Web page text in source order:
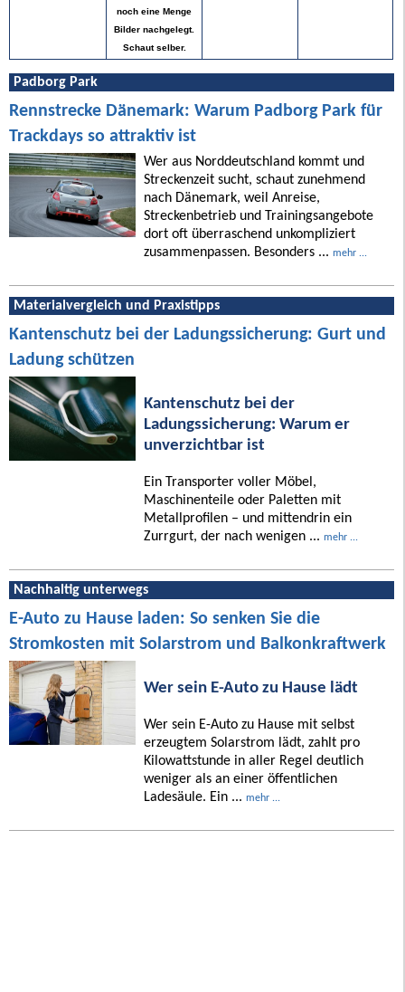
noch eine Menge
Bilder nachgelegt.
Schaut selber.
Padborg Park
Rennstrecke Dänemark: Warum Padborg Park für
Trackdays so attraktiv ist
Wer aus Norddeutschland kommt und
Streckenzeit sucht, schaut zunehmend
nach Dänemark, weil Anreise,
Streckenbetrieb und Trainingsangebote
dort oft überraschend unkompliziert
zusammenpassen. Besonders ... mehr ...
Materialvergleich und Praxistipps
Kantenschutz bei der Ladungssicherung: Gurt und
Ladung schützen
Kantenschutz bei der
Ladungssicherung: Warum er
unverzichtbar ist
Ein Transporter voller Möbel,
Maschinenteile oder Paletten mit
Metallprofilen – und mittendrin ein
Zurrgurt, der nach wenigen ... mehr ...
Nachhaltig unterwegs
E-Auto zu Hause laden: So senken Sie die
Stromkosten mit Solarstrom und Balkonkraftwerk
Wer sein E-Auto zu Hause lädt
Wer sein E-Auto zu Hause mit selbst
erzeugtem Solarstrom lädt, zahlt pro
Kilowattstunde in aller Regel deutlich
weniger als an einer öffentlichen
Ladesäule. Ein ... mehr ...